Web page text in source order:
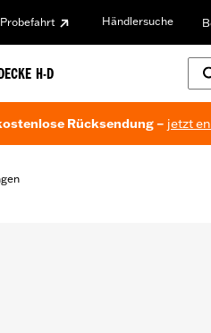
Probefahrt Händlersuche
H-D
Rücksendung – jetzt